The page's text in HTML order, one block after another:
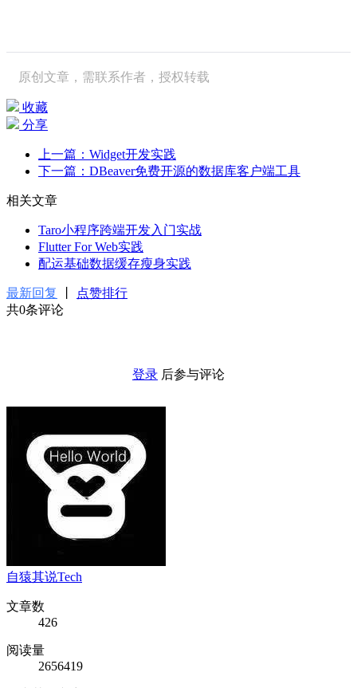
原创文章，需联系作者，授权转载
收藏
分享
上一篇：Widget开发实践
下一篇：DBeaver免费开源的数据库客户端工具
相关文章
Taro小程序跨端开发入门实战
Flutter For Web实践
配运基础数据缓存瘦身实践
最新回复
点赞排行
共0条评论
登录 后参与评论
自猿其说Tech
文章数
426
阅读量
2656419